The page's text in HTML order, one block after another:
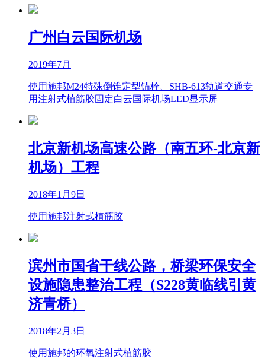
广州白云国际机场
2019年7月
使用施邦M24特殊倒锥定型锚栓、SHB-613轨道交通专
用注射式植筋胶固定白云国际机场LED显示屏
北京新机场高速公路（南五环-北京新
机场）工程
2018年1月9日
使用施邦注射式植筋胶
滨州市国省干线公路，桥梁环保安全
设施隐患整治工程（S228黄临线引黄
济青桥）
2018年2月3日
使用施邦的环氧注射式植筋胶